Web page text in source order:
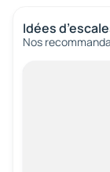
Idées
Nos